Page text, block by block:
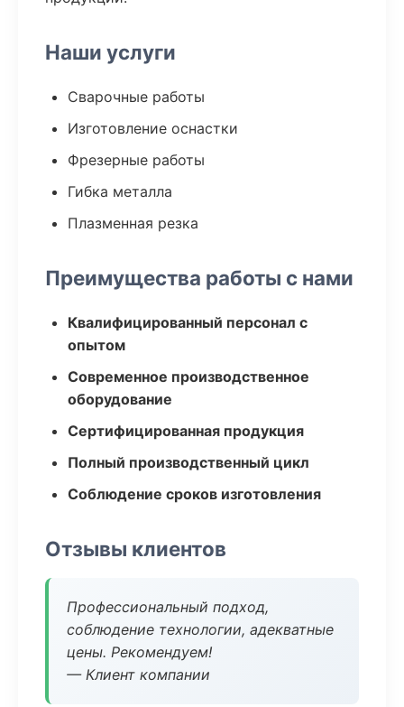
Наши услуги
Сварочные работы
Изготовление оснастки
Фрезерные работы
Гибка металла
Плазменная резка
Преимущества работы с нами
Квалифицированный персонал с
опытом
Современное производственное
оборудование
Сертифицированная продукция
Полный производственный цикл
Соблюдение сроков изготовления
Отзывы клиентов
Профессиональный подход,
соблюдение технологии, адекватные
цены. Рекомендуем!
— Клиент компании